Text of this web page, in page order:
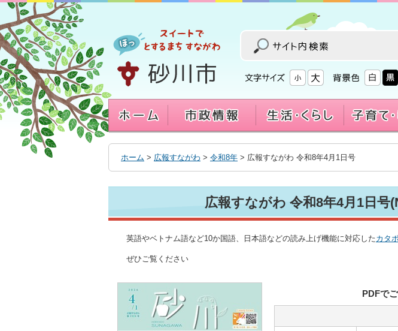
へ
移
動
す
る
ホーム > 広報すながわ > 令和8年 > 広報すながわ 令和8年4月1日号
広報すながわ 令和8年4月1日号
英語やベトナム語など10か国語、日本語などの読み上げ機能に対応したカタ
ぜひご覧ください
PDFで